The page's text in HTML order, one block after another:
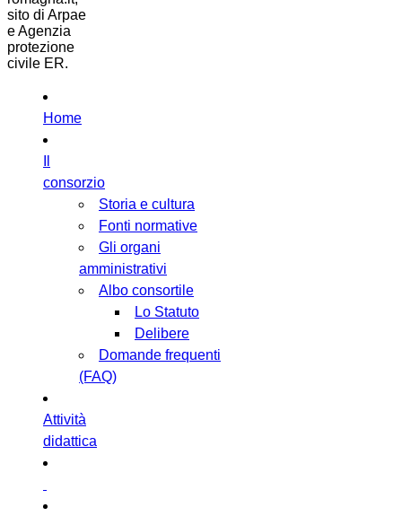
sito di Arpae
e Agenzia
protezione
civile ER.
Home
consorzio
Storia e cultura
Fonti normative
Gli organi
amministrativi
Albo consortile
Lo Statuto
Delibere
Domande frequenti
(FAQ)
Attività
didattica